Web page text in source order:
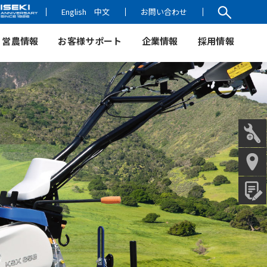
English 中文 お問い合わせ
営農情報 お客様サポート 企業情報 採用情報